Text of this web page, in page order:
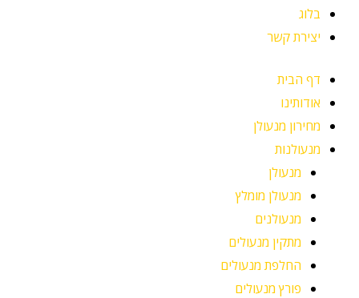
בלוג
יצירת קשר
דף הבית
אודותינו
מחירון מנעולן
מנעולנות
מנעולן
מנעולן מומלץ
מנעולנים
מתקין מנעולים
החלפת מנעולים
פורץ מנעולים